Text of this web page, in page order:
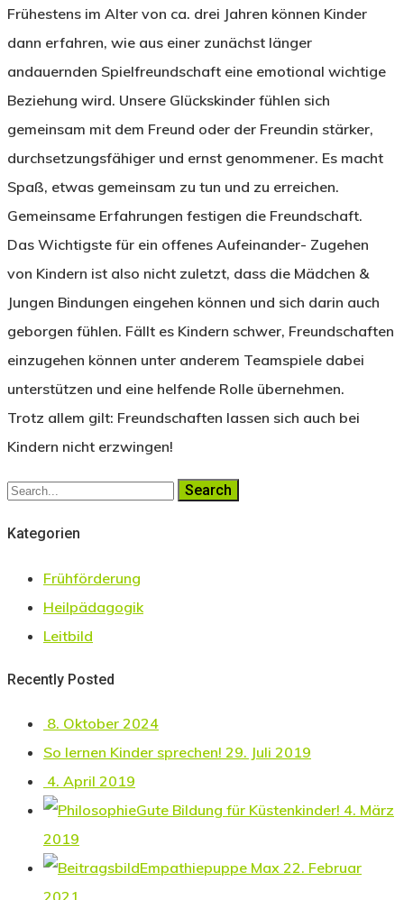
Frühestens im Alter von ca. drei Jahren können Kinder
dann erfahren, wie aus einer zunächst länger
andauernden Spielfreundschaft eine emotional wichtige
Beziehung wird. Unsere Glückskinder fühlen sich
gemeinsam mit dem Freund oder der Freundin stärker,
durchsetzungsfähiger und ernst genommener. Es macht
Spaß, etwas gemeinsam zu tun und zu erreichen.
Gemeinsame Erfahrungen festigen die Freundschaft.
Das Wichtigste für ein offenes Aufeinander- Zugehen
von Kindern ist also nicht zuletzt, dass die Mädchen &
Jungen Bindungen eingehen können und sich darin auch
geborgen fühlen. Fällt es Kindern schwer, Freundschaften
einzugehen können unter anderem Teamspiele dabei
unterstützen und eine helfende Rolle übernehmen.
Trotz allem gilt: Freundschaften lassen sich auch bei
Kindern nicht erzwingen!
Search
Kategorien
Frühförderung
Heilpädagogik
Leitbild
Recently Posted
8. Oktober 2024
So lernen Kinder sprechen! 29. Juli 2019
4. April 2019
Gute Bildung für Küstenkinder! 4. März
2019
Empathiepuppe Max 22. Februar